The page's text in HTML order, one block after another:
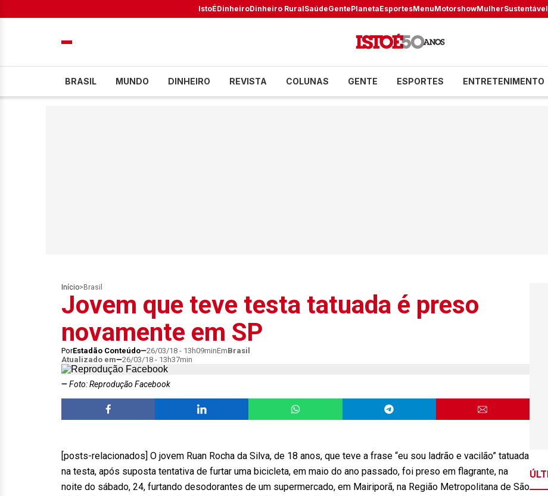
IstoÉDinheiroDinheiro RuralSaúdeGentePlanetaEsportesMenuMotorshowMulherSustentável
BRASIL MUNDO DINHEIRO REVISTA COLUNAS GENTE ESPORTES ENTRETENIMENTO
Início> Brasil
Jovem que teve testa tatuada é preso
novamente em SP
PorEstadão Conteúdo 26/03/18 - 13h09minEmBrasil
Atualizado em
26/03/18 - 13h37min
Foto: Reprodução Facebook
[posts-relacionados] O jovem Ruan Rocha da Silva, de 18 anos, que teve a frase “eu sou ladrão e vacilão” tatuada
na testa, após suposta tentativa de furtar uma bicicleta, em maio do ano passado, foi preso em flagrante, na
noite do sábado, 24, furtando desodorantes de um supermercado, em Mairiporã, na Região Metropolitana de São